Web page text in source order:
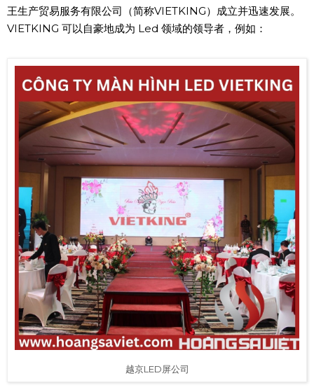
王生产贸易服务有限公司（简称VIETKING）成立并迅速发展。
VIETKING 可以自豪地成为 Led 领域的领导者，例如：
越京LED屏公司